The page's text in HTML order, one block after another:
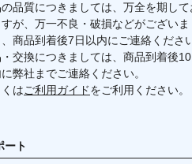
品質につきましては、万全を期して
すが、万一不良・破損などがございま
商品到着後7日以内にご連絡ください
交換につきましては、商品到着後10
弊社までご連絡ください。
はご利用ガイドをご利用ください。
ート